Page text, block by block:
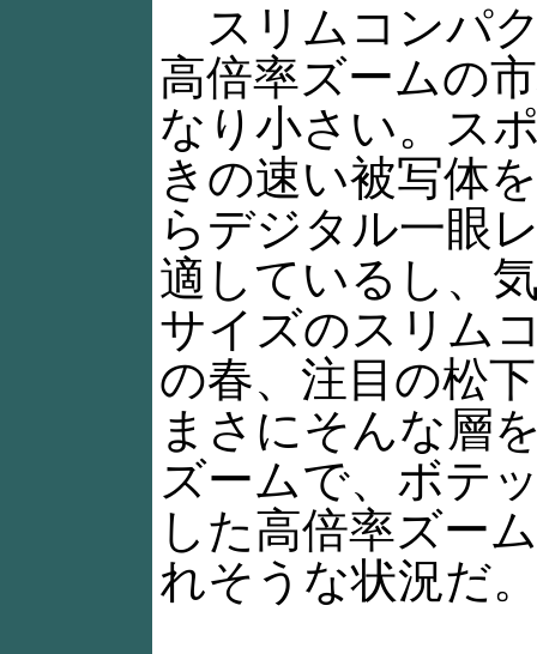
スリムコンパ
高倍率ズームの
なり小さい。ス
きの速い被写体
らデジタル一眼
適しているし、
サイズのスリム
の春、注目の松
まさにそんな層
ズームで、ボテ
した高倍率ズー
れそうな状況だ